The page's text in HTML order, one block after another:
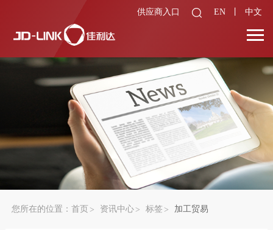
供应商入口 EN 中文
您所在的位置： 首页 资讯中心 标签 加工贸易